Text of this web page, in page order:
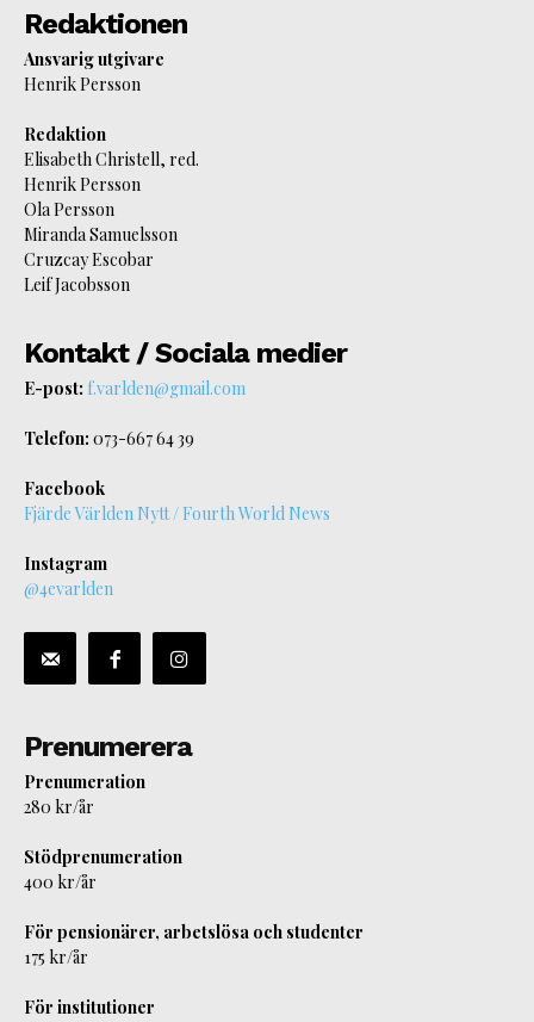
Redaktionen
Ansvarig utgivare
Henrik Persson
Redaktion
Elisabeth Christell, red.
Henrik Persson
Ola Persson
Miranda Samuelsson
Cruzcay Escobar
Leif Jacobsson
Kontakt / Sociala medier
E-post: f.varlden@gmail.com
Telefon: 073-667 64 39
Facebook
Fjärde Världen Nytt / Fourth World News
Instagram
@4evarlden
Prenumerera
Prenumeration
280 kr/år
Stödprenumeration
400 kr/år
För pensionärer, arbetslösa och studenter
175 kr/år
För institutioner